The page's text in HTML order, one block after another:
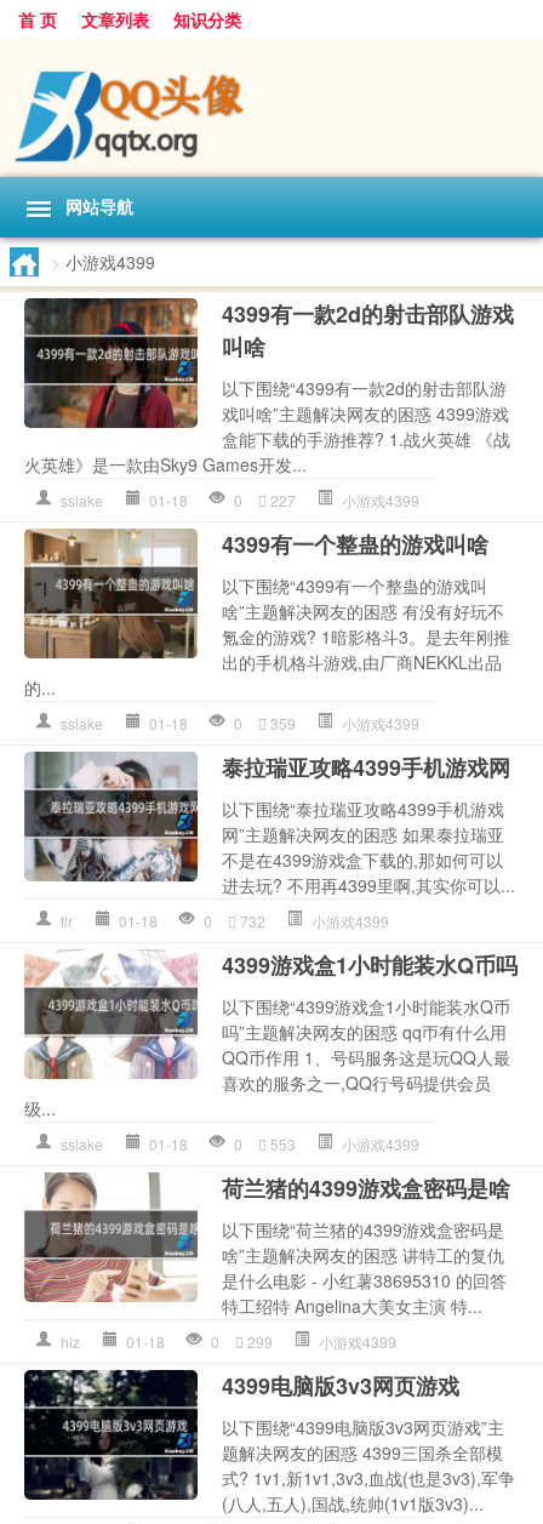
首 页 文章列表 知识分类
网站导航
> 小游戏4399
4399有一款2d的射击部队游戏
叫啥
以下围绕“4399有一款2d的射击部队游
戏叫啥”主题解决网友的困惑 4399游戏
盒能下载的手游推荐? 1.战火英雄 《战
火英雄》是一款由Sky9 Games开发...
sslake 01-18 0 227 小游戏4399
4399有一个整蛊的游戏叫啥
以下围绕“4399有一个整蛊的游戏叫
啥”主题解决网友的困惑 有没有好玩不
氪金的游戏? 1暗影格斗3。是去年刚推
出的手机格斗游戏,由厂商NEKKL出品
的...
sslake 01-18 0 359 小游戏4399
泰拉瑞亚攻略4399手机游戏网
以下围绕“泰拉瑞亚攻略4399手机游戏
网”主题解决网友的困惑 如果泰拉瑞亚
不是在4399游戏盒下载的,那如何可以
进去玩? 不用再4399里啊,其实你可以...
tlr 01-18 0 732 小游戏4399
4399游戏盒1小时能装水Q币吗
以下围绕“4399游戏盒1小时能装水Q币
吗”主题解决网友的困惑 qq帀有什么用
QQ币作用 1、号码服务这是玩QQ人最
喜欢的服务之一,QQ行号码提供会员
级...
sslake 01-18 0 553 小游戏4399
荷兰猪的4399游戏盒密码是啥
以下围绕“荷兰猪的4399游戏盒密码是
啥”主题解决网友的困惑 讲特工的复仇
是什么电影 - 小红薯38695310 的回答
特工绍特 Angelina大美女主演 特...
hlz 01-18 0 299 小游戏4399
4399电脑版3v3网页游戏
以下围绕“4399电脑版3v3网页游戏”主
题解决网友的困惑 4399三国杀全部模
式? 1v1,新1v1,3v3,血战(也是3v3),军争
(八人,五人),国战,统帅(1v1版3v3)...